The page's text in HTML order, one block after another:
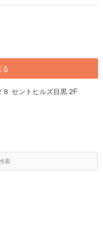
セントヒルズ目黒 2F
索